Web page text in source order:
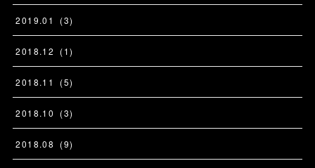
2019.01 (3)
2018.12 (1)
2018.11 (5)
2018.10 (3)
2018.08 (9)